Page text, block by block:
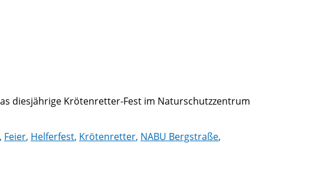
diesjährige Krötenretter-Fest im Naturschutzzentrum
, Feier, Helferfest, Krötenretter, NABU Bergstraße,